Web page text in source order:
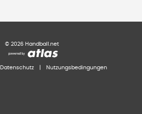
© 2026 Handball.net
Datenschutz Nutzungsbedingungen